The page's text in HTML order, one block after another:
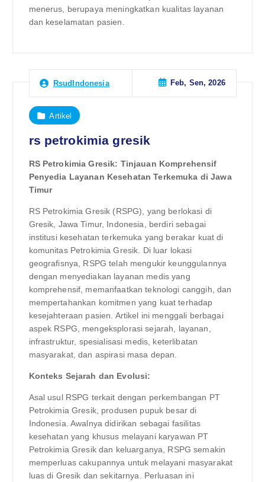
menerus, berupaya meningkatkan kualitas layanan
dan keselamatan pasien.
RsudIndonesia Feb, Sen, 2026
Artikel
rs petrokimia gresik
RS Petrokimia Gresik: Tinjauan Komprehensif
Penyedia Layanan Kesehatan Terkemuka di Jawa
Timur
RS Petrokimia Gresik (RSPG), yang berlokasi di
Gresik, Jawa Timur, Indonesia, berdiri sebagai
institusi kesehatan terkemuka yang berakar kuat di
komunitas Petrokimia Gresik. Di luar lokasi
geografisnya, RSPG telah mengukir keunggulannya
dengan menyediakan layanan medis yang
komprehensif, memanfaatkan teknologi canggih, dan
mempertahankan komitmen yang kuat terhadap
kesejahteraan pasien. Artikel ini menggali berbagai
aspek RSPG, mengeksplorasi sejarah, layanan,
infrastruktur, spesialisasi medis, keterlibatan
masyarakat, dan aspirasi masa depan.
Konteks Sejarah dan Evolusi:
Asal usul RSPG terkait dengan perkembangan PT
Petrokimia Gresik, produsen pupuk besar di
Indonesia. Awalnya didirikan sebagai fasilitas
kesehatan yang khusus melayani karyawan PT
Petrokimia Gresik dan keluarganya, RSPG semakin
memperluas cakupannya untuk melayani masyarakat
luas di Gresik dan sekitarnya. Perluasan ini